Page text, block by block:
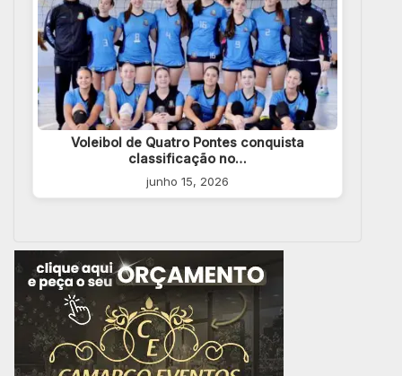
Voleibol de Quatro Pontes conquista
classificação no…
junho 15, 2026